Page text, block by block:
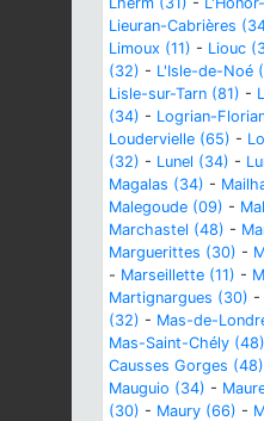
Lieuran-Cabrières
Limoux (11) - Liouc
(32) - L'Isle-de-Noé
Lisle-sur-Tarn (81) -
(34) - Logrian-
Loudervielle (65) -
(32) - Lunel (34) -
Magalas (34) -
Malegoude (09) -
Marchastel (48) -
Marguerittes (30) -
- Marseillette (11) -
Martignargues (30) -
(32) - Mas-de-
Mas-Saint-Chély (48)
Causses Gorges (48)
Mauguio (34) -
(30) - Maury (66) -